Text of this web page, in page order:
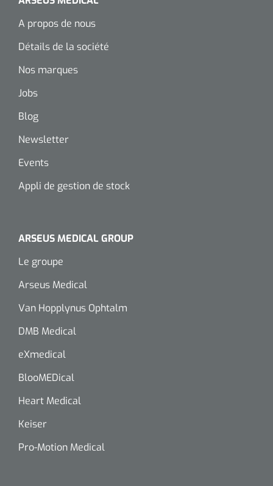
Wearables
Logiciel
Kits d'instruments
Champs stériles
Produits pour le traitement des plaies chroniques
Pansements en argent
Pansement en mousse
Pansements avec interface transparente
Alginates
Dissolvant de couche adhésive
Agraffes de fixation
Bassin renal
A propos de nous
Détails de la société
Nos marques
Jobs
Blog
Newsletter
Events
Appli de gestion de stock
ARSEUS MEDICAL GROUP
Le groupe
Arseus Medical
Van Hopplynus Ophtalm
DMB Medical
eXmedical
BlooMEDical
Heart Medical
Keiser
Pro-Motion Medical